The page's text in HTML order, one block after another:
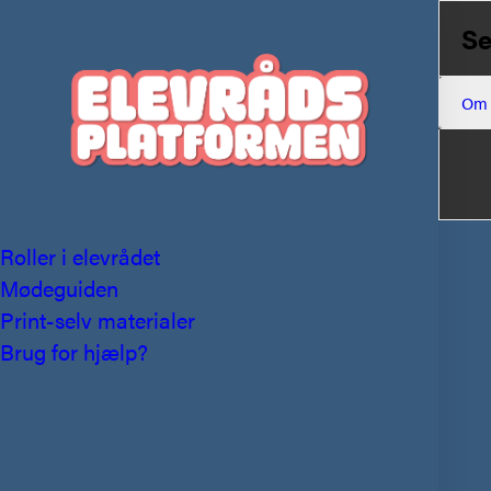
Roller i elevrådet
Mødeguiden
Print-selv materialer
Brug for hjælp?
Om